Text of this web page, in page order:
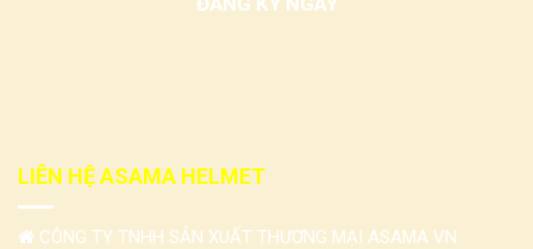
LIÊN HỆ ASAMA HELMET
CÔNG TY TNHH SẢN XUẤT THƯƠNG MẠI ASAMA VN